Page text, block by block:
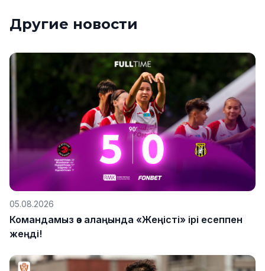
Другие новости
05.08.2026
Командамыз өз алаңында «Жеңісті» ірі есеппен
жеңді!